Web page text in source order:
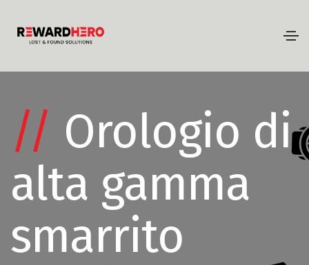
// Orologio di
alta gamma
smarrito